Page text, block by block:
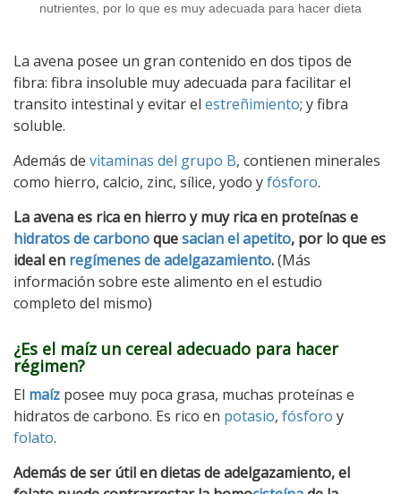
nutrientes, por lo que es muy adecuada para hacer dieta
La avena posee un gran contenido en dos tipos de
fibra: fibra insoluble muy adecuada para facilitar el
transito intestinal y evitar el estreñimiento; y fibra
soluble.
Además de vitaminas del grupo B, contienen minerales
como hierro, calcio, zinc, sílice, yodo yfósforo.
La avena es rica en hierro y muy rica en proteínas e
hidratos de carbonoquesacian el apetito, por lo que es
ideal en regímenes de adelgazamiento.(Más
información sobre este alimento en el estudio
completo del mismo)
¿Es el maíz un cereal adecuado para hacer
régimen?
El maíz posee muy poca grasa, muchas proteínas e
hidratos de carbono. Es rico en potasio, fósforo y
folato.
Además de ser útil en dietas de adelgazamiento, el